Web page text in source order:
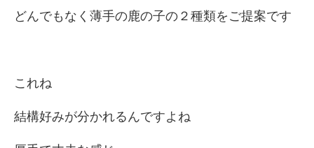
どんでもなく薄手の鹿の子の２種類をご提案です
これね
結構好みが分かれるんですよね